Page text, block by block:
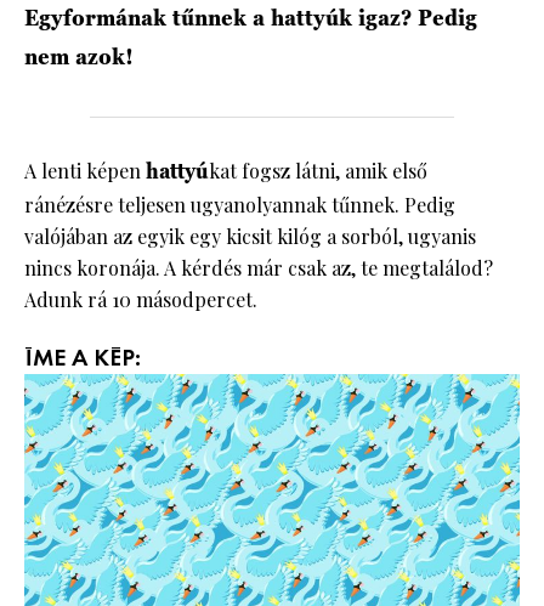
Egyformának tűnnek a hattyúk igaz? Pedig
nem azok!
A lenti képenhattyúkat fogsz látni, amik első
ránézésre teljesen ugyanolyannak tűnnek. Pedig
valójában az egyik egy kicsit kilóg a sorból, ugyanis
nincs koronája. A kérdés már csak az, te megtalálod?
Adunk rá 10 másodpercet.
ÍME A KÉP: